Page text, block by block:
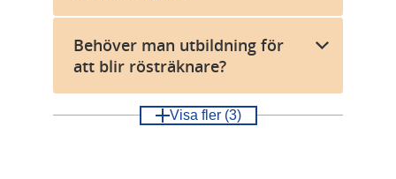
Behöver man utbildning för
att blir rösträknare?
Visa fler(3)